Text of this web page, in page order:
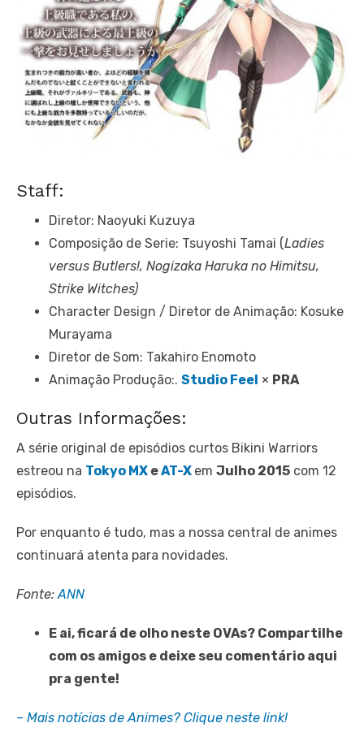
Staff:
Diretor: Naoyuki Kuzuya
Composição de Serie: Tsuyoshi Tamai (Ladies
versus Butlers!, Nogizaka Haruka no Himitsu,
Strike Witches)
Character Design / Diretor de Animação: Kosuke
Murayama
Diretor de Som: Takahiro Enomoto
Animação Produção:. Studio Feel × PRA
Outras Informações:
A série original de episódios curtos Bikini Warriors
estreou na Tokyo MX eAT-X em Julho 2015 com 12
episódios.
Por enquanto é tudo, mas a nossa central de animes
continuará atenta para novidades.
Fonte:ANN
E ai, ficará de olho neste OVAs? Compartilhe
com os amigos e deixe seu comentário aqui
pra gente!
– Mais notícias de Animes? Clique neste link!